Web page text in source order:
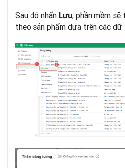
Sau đó nhấn Lưu, phần mềm
theo sản phẩm dựa trên các dữ